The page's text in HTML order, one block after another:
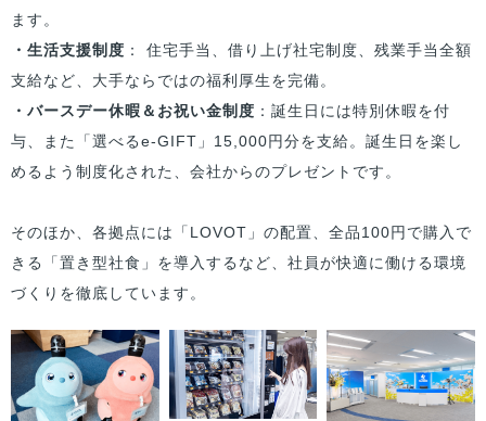
ます。
・生活支援制度 ： 住宅手当、借り上げ社宅制度、残業手当全額
支給など、大手ならではの福利厚生を完備。
・バースデー休暇＆お祝い金制度 ：誕生日には特別休暇を付
与、また「選べるe-GIFT」15,000円分を支給。誕生日を楽し
めるよう制度化された、会社からのプレゼントです。
そのほか、各拠点には「LOVOT」の配置、全品100円で購入で
きる「置き型社食」を導入するなど、社員が快適に働ける環境
づくりを徹底しています。